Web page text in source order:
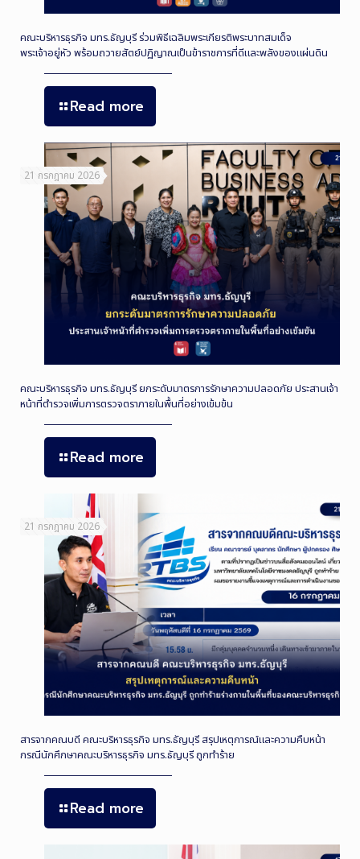
คณะบริหารธุรกิจ มทร.ธัญบุรี ร่วมพิธีเฉลิมพระเกียรติพระบาทสมเด็จ
พระเจ้าอยู่หัว พร้อมถวายสัตย์ปฏิญาณเป็นข้าราชการที่ดีและพลังของแผ่นดิน
Read more
21 กรกฎาคม 2026
คณะบริหารธุรกิจ มทร.ธัญบุรี ยกระดับมาตรการรักษาความปลอดภัย ประสานเจ้า
หน้าที่ตำรวจเพิ่มการตรวจตราภายในพื้นที่อย่างเข้มข้น
Read more
21 กรกฎาคม 2026
สารจากคณบดี คณะบริหารธุรกิจ มทร.ธัญบุรี สรุปเหตุการณ์และความคืบหน้า
กรณีนักศึกษาคณะบริหารธุรกิจ มทร.ธัญบุรี ถูกทำร้าย
Read more